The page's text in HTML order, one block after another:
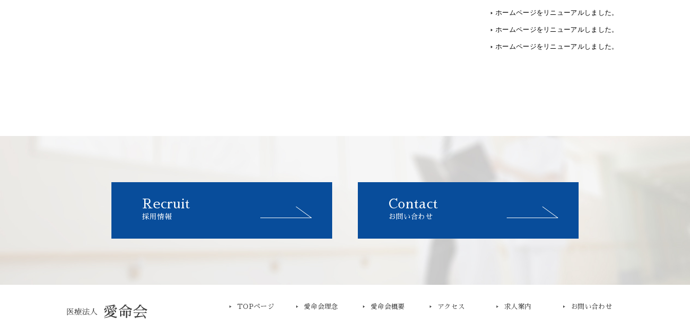
ホームページをリニューアルしました。
ホームページをリニューアルしました。
ホームページをリニューアルしました。
Recruit
採用情報
Contact
お問い合わせ
TOPページ 愛命会理念 愛命会概要 アクセス 求人案内 お問い合わせ